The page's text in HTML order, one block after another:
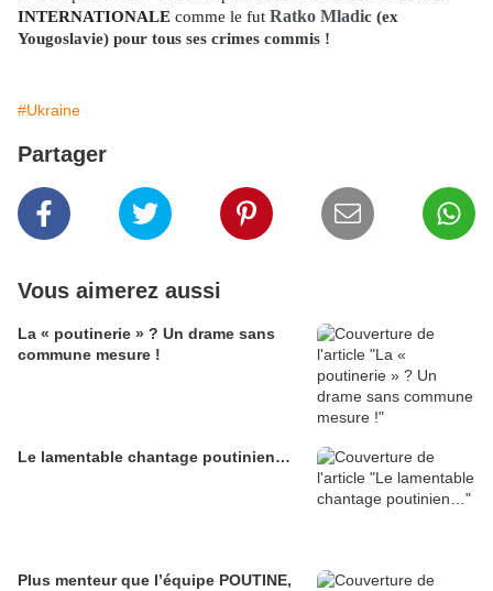
INTERNATIONALE comme le fut Ratko Mladic (ex
Yougoslavie) pour tous ses crimes commis !
#Ukraine
Partager
Vous aimerez aussi
La « poutinerie » ? Un drame sans
commune mesure !
Le lamentable chantage poutinien…
Plus menteur que l’équipe POUTINE,